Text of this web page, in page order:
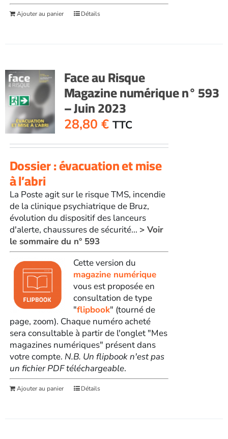
Ajouter au panier Détails
Face au Risque
Magazine numérique n° 593
– Juin 2023
28,80 € TTC
Dossier : évacuation et mise
à l’abri
La Poste agit sur le risque TMS, incendie
de la clinique psychiatrique de Bruz,
évolution du dispositif des lanceurs
d'alerte, chaussures de sécurité... > Voir
le sommaire du n° 593
Cette version du
magazine numérique
vous est proposée en
consultation de type
"flipbook" (tourné de
page, zoom). Chaque numéro acheté
sera consultable à partir de l'onglet "Mes
magazines numériques" présent dans
votre compte. N.B. Un flipbook n'est pas
un fichier PDF téléchargeable.
Ajouter au panier Détails